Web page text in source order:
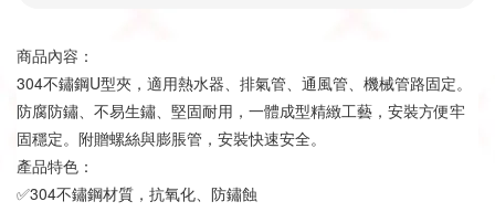
商品內容：
304不鏽鋼U型夾，適用熱水器、排氣管、通風管、機械管路固定。
防腐防鏽、不易生鏽、堅固耐用，一體成型精緻工藝，安裝方便牢
固穩定。附贈螺絲與膨脹管，安裝快速安全。
產品特色：
✅304不鏽鋼材質，抗氧化、防鏽蝕